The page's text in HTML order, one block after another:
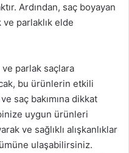
Ardından, saç boyayan
ve parlaklık elde
parlak saçlara
bu ürünlerin etkili
saç bakımına dikkat
uygun ürünleri
ve sağlıklı alışkanlıklar
ulaşabilirsiniz.